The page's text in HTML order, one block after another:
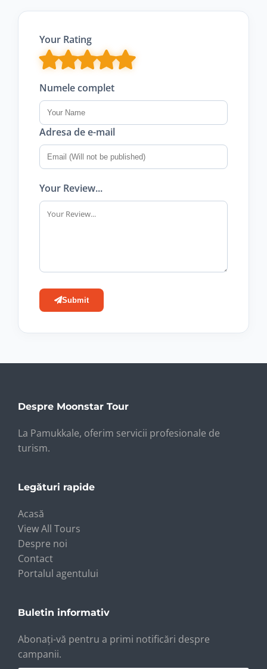
Your Rating
Numele complet
Adresa de e-mail
Your Review...
Submit
Despre Moonstar Tour
La Pamukkale, oferim servicii profesionale de
turism.
Legături rapide
Acasă
View All Tours
Despre noi
Contact
Portalul agentului
Buletin informativ
Abonați-vă pentru a primi notificări despre
campanii.